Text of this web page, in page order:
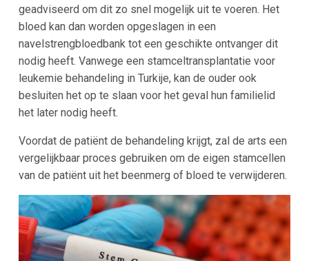
geadviseerd om dit zo snel mogelijk uit te voeren. Het
bloed kan dan worden opgeslagen in een
navelstrengbloedbank tot een geschikte ontvanger dit
nodig heeft. Vanwege een stamceltransplantatie voor
leukemie behandeling in Turkije, kan de ouder ook
besluiten het op te slaan voor het geval hun familielid
het later nodig heeft.
Voordat de patiënt de behandeling krijgt, zal de arts een
vergelijkbaar proces gebruiken om de eigen stamcellen
van de patiënt uit het beenmerg of bloed te verwijderen.